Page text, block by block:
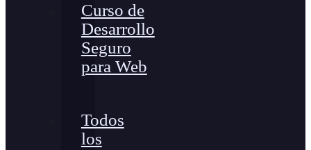
Curso de
Desarrollo
Seguro
para Web
Todos
los